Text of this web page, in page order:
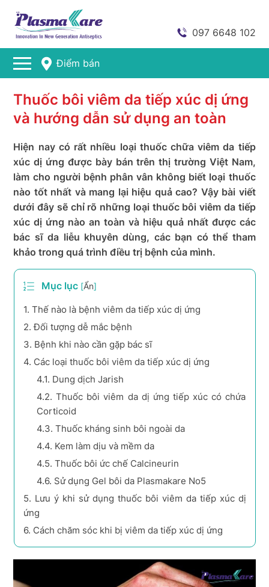
097 6648 102
Điểm bán
Thuốc bôi viêm da tiếp xúc dị ứng
và hướng dẫn sử dụng an toàn
Hiện nay có rất nhiều loại thuốc chữa viêm da tiếp
xúc dị ứng được bày bán trên thị trường Việt Nam,
làm cho người bệnh phân vân không biết loại thuốc
nào tốt nhất và mang lại hiệu quả cao? Vậy bài viết
dưới đây sẽ chỉ rõ những loại thuốc bôi viêm da tiếp
xúc dị ứng nào an toàn và hiệu quả nhất được các
bác sĩ da liễu khuyên dùng, các bạn có thể tham
khảo trong quá trình điều trị bệnh của mình.
Mục lục [Ẩn]
1. Thế nào là bệnh viêm da tiếp xúc dị ứng
2. Đối tượng dễ mắc bệnh
3. Bệnh khi nào cần gặp bác sĩ
4. Các loại thuốc bôi viêm da tiếp xúc dị ứng
4.1. Dung dịch Jarish
4.2. Thuốc bôi viêm da dị ứng tiếp xúc có chứa
Corticoid
4.3. Thuốc kháng sinh bôi ngoài da
4.4. Kem làm dịu và mềm da
4.5. Thuốc bôi ức chế Calcineurin
4.6. Sử dụng Gel bôi da Plasmakare No5
5. Lưu ý khi sử dụng thuốc bôi viêm da tiếp xúc dị
ứng
6. Cách chăm sóc khi bị viêm da tiếp xúc dị ứng